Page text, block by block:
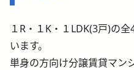
１R・１K・１LDK(3戸)の
います。
単身の方向け分譲賃貸マン